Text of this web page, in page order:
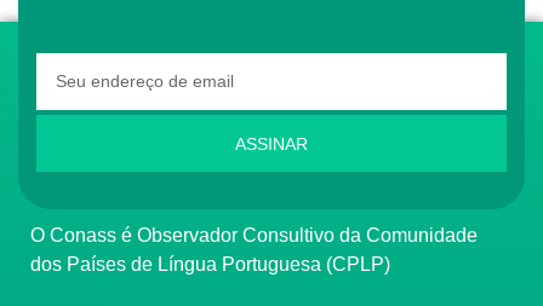
ASSINAR
O Conass é Observador Consultivo da Comunidade
dos Países de Língua Portuguesa (CPLP)